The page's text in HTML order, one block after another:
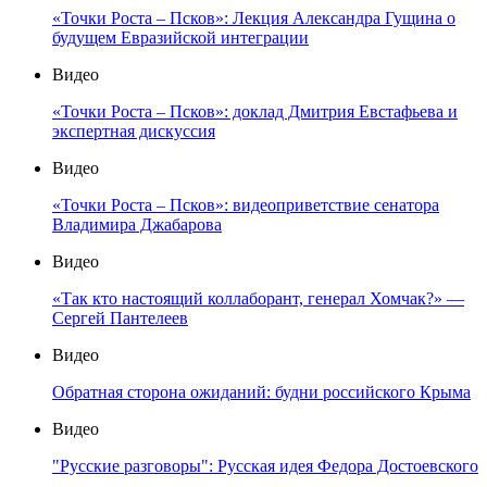
«Точки Роста – Псков»: Лекция Александра Гущина о
будущем Евразийской интеграции
Видео
«Точки Роста – Псков»: доклад Дмитрия Евстафьева и
экспертная дискуссия
Видео
«Точки Роста – Псков»: видеоприветствие сенатора
Владимира Джабарова
Видео
«Так кто настоящий коллаборант, генерал Хомчак?» —
Сергей Пантелеев
Видео
Обратная сторона ожиданий: будни российского Крыма
Видео
"Русские разговоры": Русская идея Федора Достоевского